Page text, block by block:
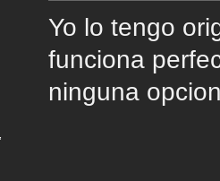
Yo lo tengo
funciona
ninguna